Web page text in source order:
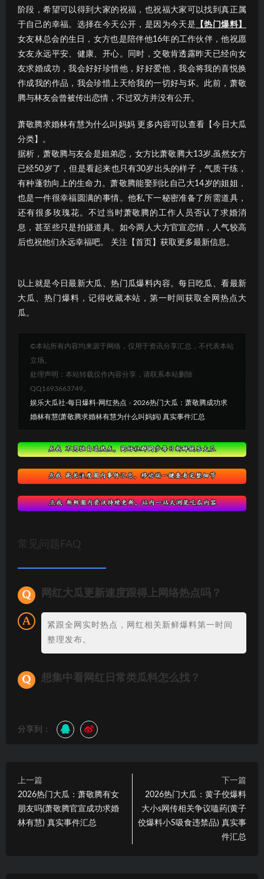
阶段，希望可以得到大家的祝福，也祝福大家可以找到真正属
于自己的幸福。选择在今天公开，是因为今天是 【热门爆料】
女友林总会的生日，女方也是陪伴他16年的工作伙伴，他祝愿
女友永远平安、健康、开心。同时，交敬肯透露昨天已经向女
友求婚成功，我会好好珍惜他，好好爱他，我会将我的喜悦换
作成我的作品，我会珍惜上天给我的一切好与坏。此前，萧敬
腾与林友会曾被传出恋情，不过双方并没有公开。
萧敬腾求婚林有慧为什么叫妈妈 更多内容可以查看【今日大瓜
分类】。
据析，萧敬腾与友会是姐弟恋，女方比萧敬腾大13岁.虽然女方
已经50岁了，但是看起来也只有30岁出头的样子，气质干练，
有种蓬勃向上的生命力。萧敬腾能娶到比自己大14岁的姐姐，
也是一件很幸福圆满的事情。他私下一秘密准备了所需道具，
还有很多玫瑰花。不过当时萧敬腾的工作人员否认了求婚消
息，甚至些只是拍摄道具。如今两人大方官宣恋情，人气较高
后也祝他们永远幸福吧。 关注【首页】获取更多最新信息。
以上就是今日最新大瓜、热门瓜爆料内容。每日吃瓜、看最新
大瓜、热门爆料，记得收藏本站，第一时间获取全网热点大
瓜。
©本站所有内容均来源于网络，仅用于资讯分享汇总，不代表本站
立场。
处理声明：本站转载仅作内容分享，请联系本站删除
QQ1693663749。
娱乐大瓜社-每日爆料-网红热点 » 2026热门大瓜：萧敬腾成功求
婚林有慧(萧敬腾求婚林有慧为什么叫妈妈) 真实事件汇总
常见问题FAQ
网红大瓜更新速度跟得上网络热点吗？
紧跟全网实时热点，网红相关新鲜爆料第一时间
整理发布。
想集中看网红日常类瓜料怎么找？
分享到：
上一篇
2026热门大瓜：萧敬腾有女
朋友吗(萧敬腾官宣成功求婚
林有慧) 真实事件汇总
下一篇
2026热门大瓜：黄子佼爆料
大小s网传相关争议嗑药(黄子
佼爆料小S吸食违禁品) 真实事
件汇总